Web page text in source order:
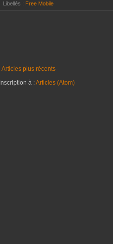
Libellés : Free Mobile
Articles plus récents
Inscription à :Articles (Atom)